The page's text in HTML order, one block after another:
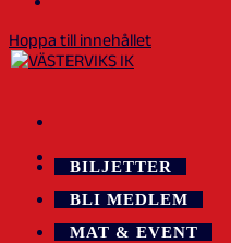
Hoppa till innehållet
BILJETTER
BLI MEDLEM
MAT & EVENT